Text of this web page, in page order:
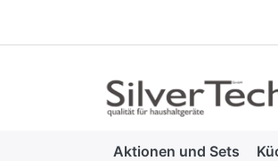
Aktionen und Sets